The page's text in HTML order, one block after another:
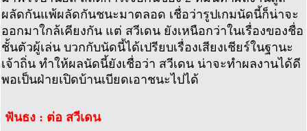
ผลัดกันแพ้ผลัดกันชนะมาตลอด เชื่อว่ารูปเกมนัดนี้ก็น่าจะ
ออกมาใกล้เคียงกัน แต่ สวีเดน ยังเหนือกว่าในเรื่องของชื่อ
ชั้นตัวผู้เล่น บวกกับนัดนี้ได้เปรียบเรื่องเสียงเชียร์ในฐานะ
เจ้าถิ่น ทำให้ผลนัดนี้ยังเชื่อว่า สวีเดน น่าจะทำผลงานได้ดี
พอเป็นฝ่ายเปิดบ้านเบียดเอาชนะไปได้
ฟันธง : ต่อ สวีเดน